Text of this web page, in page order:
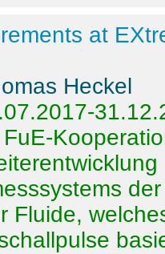
at
Heckel
Fluide,